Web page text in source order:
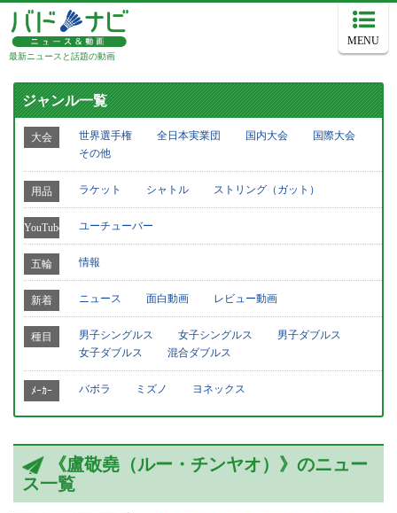
最新ニュースと話題の動画
MENU
ジャンル一覧
大会 世界選手権 全日本実業団 国内大会
国際大会
その他
用品 ラケット シャトル ストリング（ガット）
YouTube ユーチューバー
五輪 情報
新着 ニュース 面白動画 レビュー動画
種目 男子シングルス 女子シングルス
男子ダブルス
女子ダブルス
混合ダブルス
ﾒｰｶｰ バボラ ミズノ ヨネックス
《盧敬堯（ルー・チンヤオ）》のニュー
ス一覧